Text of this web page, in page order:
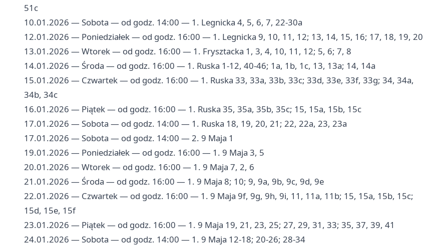
51c
10.01.2026 — Sobota — od godz. 14:00 — 1. Legnicka 4, 5, 6, 7, 22-30a
12.01.2026 — Poniedziałek — od godz. 16:00 — 1. Legnicka 9, 10, 11, 12; 13, 14, 15, 16; 17, 18, 19, 20
13.01.2026 — Wtorek — od godz. 16:00 — 1. Frysztacka 1, 3, 4, 10, 11, 12; 5, 6; 7, 8
14.01.2026 — Środa — od godz. 16:00 — 1. Ruska 1-12, 40-46; 1a, 1b, 1c, 13, 13a; 14, 14a
15.01.2026 — Czwartek — od godz. 16:00 — 1. Ruska 33, 33a, 33b, 33c; 33d, 33e, 33f, 33g; 34, 34a,
34b, 34c
16.01.2026 — Piątek — od godz. 16:00 — 1. Ruska 35, 35a, 35b, 35c; 15, 15a, 15b, 15c
17.01.2026 — Sobota — od godz. 14:00 — 1. Ruska 18, 19, 20, 21; 22, 22a, 23, 23a
17.01.2026 — Sobota — od godz. 14:00 — 2. 9 Maja 1
19.01.2026 — Poniedziałek — od godz. 16:00 — 1. 9 Maja 3, 5
20.01.2026 — Wtorek — od godz. 16:00 — 1. 9 Maja 7, 2, 6
21.01.2026 — Środa — od godz. 16:00 — 1. 9 Maja 8; 10; 9, 9a, 9b, 9c, 9d, 9e
22.01.2026 — Czwartek — od godz. 16:00 — 1. 9 Maja 9f, 9g, 9h, 9i, 11, 11a, 11b; 15, 15a, 15b, 15c;
15d, 15e, 15f
23.01.2026 — Piątek — od godz. 16:00 — 1. 9 Maja 19, 21, 23, 25; 27, 29, 31, 33; 35, 37, 39, 41
24.01.2026 — Sobota — od godz. 14:00 — 1. 9 Maja 12-18; 20-26; 28-34